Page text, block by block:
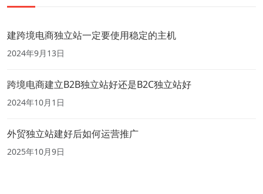
建跨境电商独立站一定要使用稳定的主机
2024年9月13日
跨境电商建立B2B独立站好还是B2C独立站好
2024年10月1日
外贸独立站建好后如何运营推广
2025年10月9日